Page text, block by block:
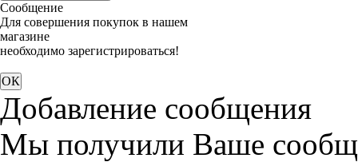
Сообщение
Для совершения покупок в нашем
магазине
необходимо зарегистрироваться!
Добавление сообщения
Мы получили Ваше